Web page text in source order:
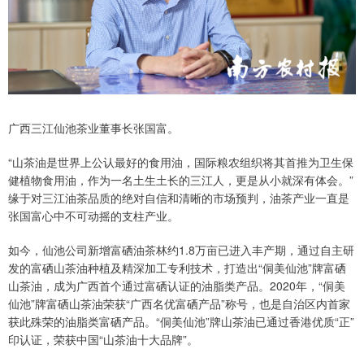
广西三江仙池茶业董事长张国富。
“山茶油是世界上公认最好的食用油，国际粮农组织将其首推为卫生保
健植物食用油，作为一名土生土长的三江人，更是从小就深有体会。”
缘于对三江油茶品质的绝对自信和清晰的市场预判，油茶产业一直是
张国富心中不可动摇的支柱产业。
如今，仙池公司新增富硒油茶林约1.8万亩已进入丰产期，通过自主研
发的富硒山茶油种植及精深加工专利技术，打造出“侗美仙池”牌富硒
山茶油，成为广西首个通过富硒认证的油脂类产品。2020年，“侗美
仙池”牌富硒山茶油荣获“广西名优富硒产品”称号，也是自治区内首家
获此殊荣的油脂类富硒产品。“侗美仙池”牌山茶油已通过香港优质“正”
印认证，荣获中国“山茶油十大品牌”。